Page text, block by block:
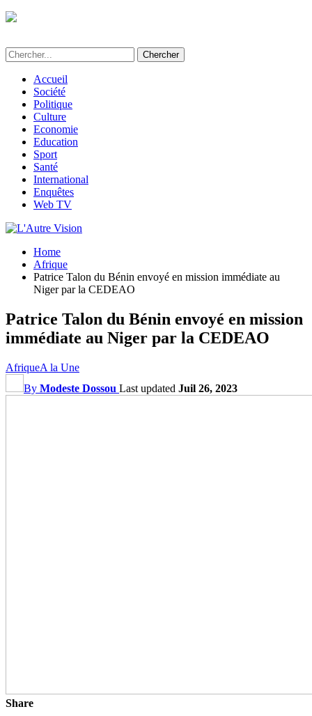
Accueil
Société
Politique
Culture
Economie
Education
Sport
Santé
International
Enquêtes
Web TV
Home
Afrique
Patrice Talon du Bénin envoyé en mission immédiate au
Niger par la CEDEAO
Patrice Talon du Bénin envoyé en mission
immédiate au Niger par la CEDEAO
AfriqueA la Une
By Modeste Dossou Last updated Juil 26, 2023
Share